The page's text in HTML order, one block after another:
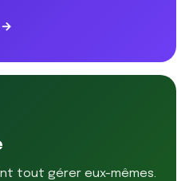
→
tout gérer eux-mêmes.